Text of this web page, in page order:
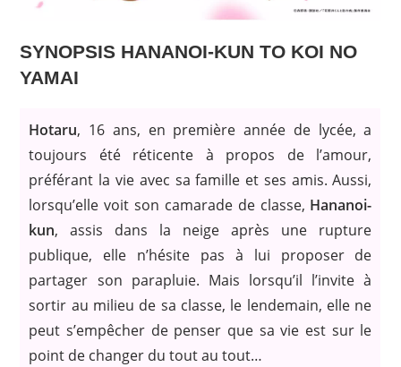
SYNOPSIS HANANOI-KUN TO KOI NO
YAMAI
Hotaru, 16 ans, en première année de lycée, a
toujours été réticente à propos de l’amour,
préférant la vie avec sa famille et ses amis. Aussi,
lorsqu’elle voit son camarade de classe, Hananoi-
kun, assis dans la neige après une rupture
publique, elle n’hésite pas à lui proposer de
partager son parapluie. Mais lorsqu’il l’invite à
sortir au milieu de sa classe, le lendemain, elle ne
peut s’empêcher de penser que sa vie est sur le
point de changer du tout au tout…